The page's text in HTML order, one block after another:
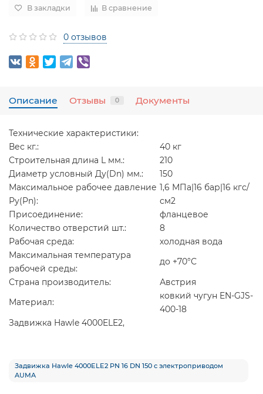
В закладки В сравнение
0 отзывов
Описание Отзывы 0 Документы
Технические характеристики:
Вес кг.:
40 кг
Строительная длина L мм.:
210
Диаметр условный Ду(Dn) мм.:
150
Максимальное рабочее давление
Ру(Pn):
1,6 МПа|16 бар|16 кгс/
см2
Присоединение:
фланцевое
Количество отверстий шт.:
8
Рабочая среда:
холодная вода
Максимальная температура
рабочей среды:
до +70°С
Страна производитель:
Австрия
Материал:
ковкий чугун EN-GJS-
400-18
Задвижка Hawle 4000ELE2,
Задвижка Hawle 4000ELE2 PN 16 DN 150 с электроприводом
AUMA